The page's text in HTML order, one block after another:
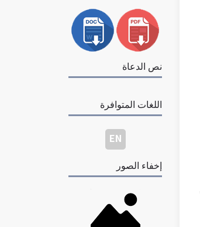
نص الدعاة
اللغات المتوافرة
EN
إخفاء الصور